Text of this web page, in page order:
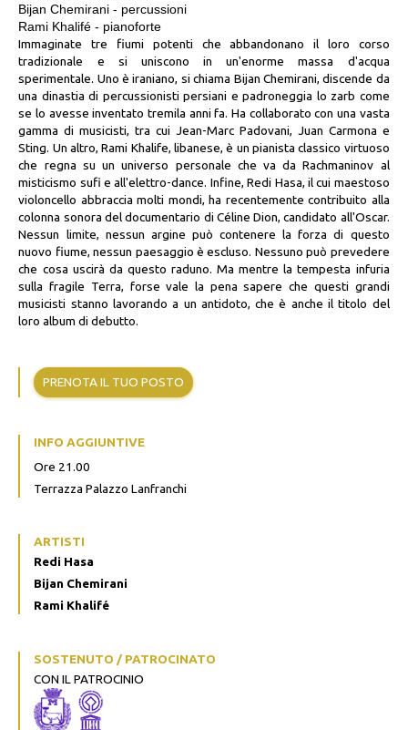
Bijan Chemirani - percussioni
Rami Khalifé - pianoforte
Immaginate tre fiumi potenti che abbandonano il loro corso
tradizionale e si uniscono in un'enorme massa d'acqua
sperimentale. Uno è iraniano, si chiama Bijan Chemirani, discende da
una dinastia di percussionisti persiani e padroneggia lo zarb come
se lo avesse inventato tremila anni fa. Ha collaborato con una vasta
gamma di musicisti, tra cui Jean-Marc Padovani, Juan Carmona e
Sting. Un altro, Rami Khalife, libanese, è un pianista classico virtuoso
che regna su un universo personale che va da Rachmaninov al
misticismo sufi e all'elettro-dance. Infine, Redi Hasa, il cui maestoso
violoncello abbraccia molti mondi, ha recentemente contribuito alla
colonna sonora del documentario di Céline Dion, candidato all'Oscar.
Nessun limite, nessun argine può contenere la forza di questo
nuovo fiume, nessun paesaggio è escluso. Nessuno può prevedere
che cosa uscirà da questo raduno. Ma mentre la tempesta infuria
sulla fragile Terra, forse vale la pena sapere che questi grandi
musicisti stanno lavorando a un antidoto, che è anche il titolo del
loro album di debutto.
PRENOTA IL TUO POSTO
INFO AGGIUNTIVE
Ore 21.00
Terrazza Palazzo Lanfranchi
ARTISTI
Redi Hasa
Bijan Chemirani
Rami Khalifé
SOSTENUTO / PATROCINATO
CON IL PATROCINIO